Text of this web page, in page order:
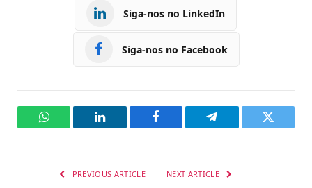
Siga-nos no LinkedIn
Siga-nos no Facebook
WhatsAppLinkedIn Facebook Telegram Twitter
PREVIOUS ARTICLE NEXT ARTICLE